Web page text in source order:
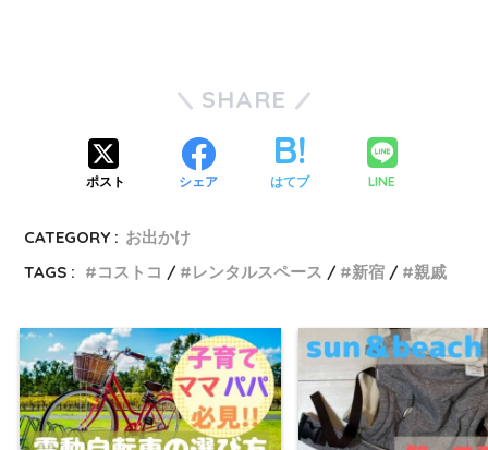
SHARE
ポスト シェア はてブ LINE
CATEGORY : お出かけ
TAGS :
コストコ レンタルスペース 新宿 親戚